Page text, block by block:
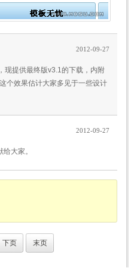
2012-09-27
现提供最终版v3.1的下载，内附
个效果估计大家多见于一些设计
2012-09-27
大家。
下页 末页